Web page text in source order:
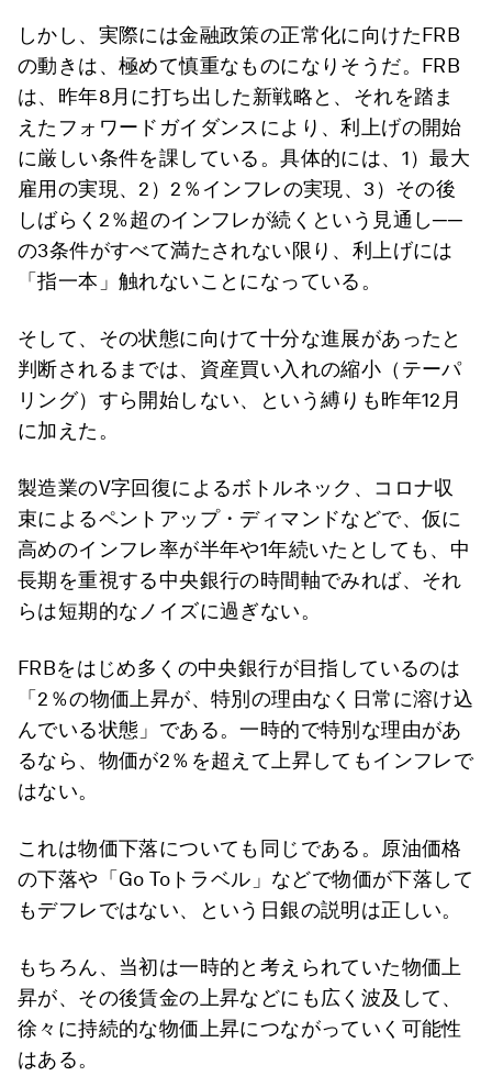
しかし、実際には金融政策の正常化に向けたFRB
の動きは、極めて慎重なものになりそうだ。FRB
は、昨年8月に打ち出した新戦略と、それを踏ま
えたフォワードガイダンスにより、利上げの開始
に厳しい条件を課している。具体的には、1）最大
雇用の実現、2）2％インフレの実現、3）その後
しばらく2％超のインフレが続くという見通し──
の3条件がすべて満たされない限り、利上げには
「指一本」触れないことになっている。
そして、その状態に向けて十分な進展があったと
判断されるまでは、資産買い入れの縮小（テーパ
リング）すら開始しない、という縛りも昨年12月
に加えた。
製造業のV字回復によるボトルネック、コロナ収
束によるペントアップ・ディマンドなどで、仮に
高めのインフレ率が半年や1年続いたとしても、中
長期を重視する中央銀行の時間軸でみれば、それ
らは短期的なノイズに過ぎない。
FRBをはじめ多くの中央銀行が目指しているのは
「2％の物価上昇が、特別の理由なく日常に溶け込
んでいる状態」である。一時的で特別な理由があ
るなら、物価が2％を超えて上昇してもインフレで
はない。
これは物価下落についても同じである。原油価格
の下落や「Go Toトラベル」などで物価が下落して
もデフレではない、という日銀の説明は正しい。
もちろん、当初は一時的と考えられていた物価上
昇が、その後賃金の上昇などにも広く波及して、
徐々に持続的な物価上昇につながっていく可能性
はある。